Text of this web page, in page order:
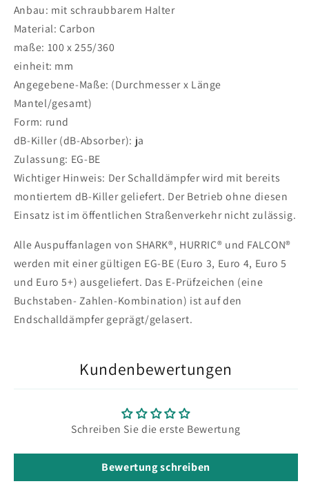
Anbau: mit schraubbarem Halter
Material: Carbon
maße: 100 x 255/360
einheit: mm
Angegebene-Maße: (Durchmesser x Länge
Mantel/gesamt)
Form: rund
dB-Killer (dB-Absorber): ja
Zulassung: EG-BE
Wichtiger Hinweis: Der Schalldämpfer wird mit bereits
montiertem dB-Killer geliefert. Der Betrieb ohne diesen
Einsatz ist im öffentlichen Straßenverkehr nicht zulässig.
Alle Auspuffanlagen von SHARK®, HURRIC® und FALCON®
werden mit einer gültigen EG-BE (Euro 3, Euro 4, Euro 5
und Euro 5+) ausgeliefert. Das E-Prüfzeichen (eine
Buchstaben- Zahlen-Kombination) ist auf den
Endschalldämpfer geprägt/gelasert.
Kundenbewertungen
Schreiben Sie die erste Bewertung
Bewertung schreiben